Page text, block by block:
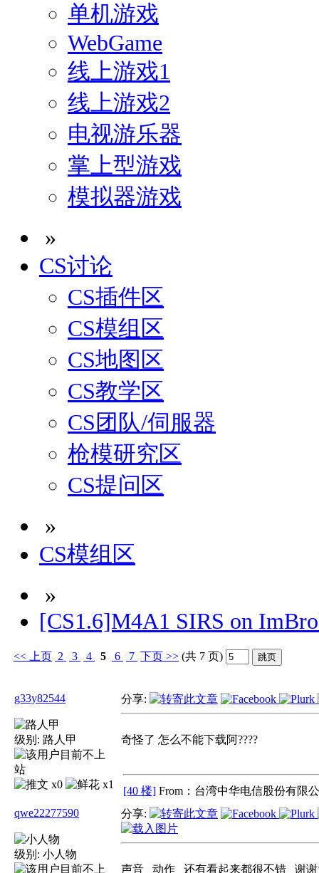
单机游戏
WebGame
线上游戏1
线上游戏2
电视游乐器
掌上型游戏
模拟器游戏
»
CS讨论
CS插件区
CS模组区
CS地图区
CS教学区
CS团队/伺服器
枪模研究区
CS提问区
»
CS模组区
»
[CS1.6]M4A1 SIRS on
<< 上页 2 3 4 5 6 7 下页 >> (共 7 页)
g33y82544
级别: 路人甲
x0 x1
分享:
奇怪了 怎么不能下载阿????
[40 楼] From：台湾中华电信股份有限
qwe22277590
级别: 小人物
分享:
声音 动作 还有看起来都很不错 谢谢